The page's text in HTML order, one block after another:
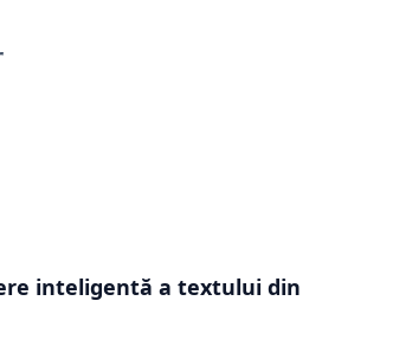
inteligentă a textului din